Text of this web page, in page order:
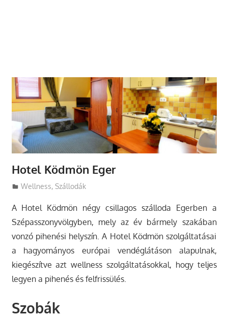
Hotel Ködmön Eger
Utazasok.org
Wellness,Szállodák
A Hotel Ködmön négy csillagos szálloda Egerben a
Szépasszonyvölgyben, mely az év bármely szakában
vonzó pihenési helyszín. A Hotel Ködmön szolgáltatásai
a hagyományos európai vendéglátáson alapulnak,
kiegészítve azt wellness szolgáltatásokkal, hogy teljes
legyen a pihenés és felfrissülés.
Szobák